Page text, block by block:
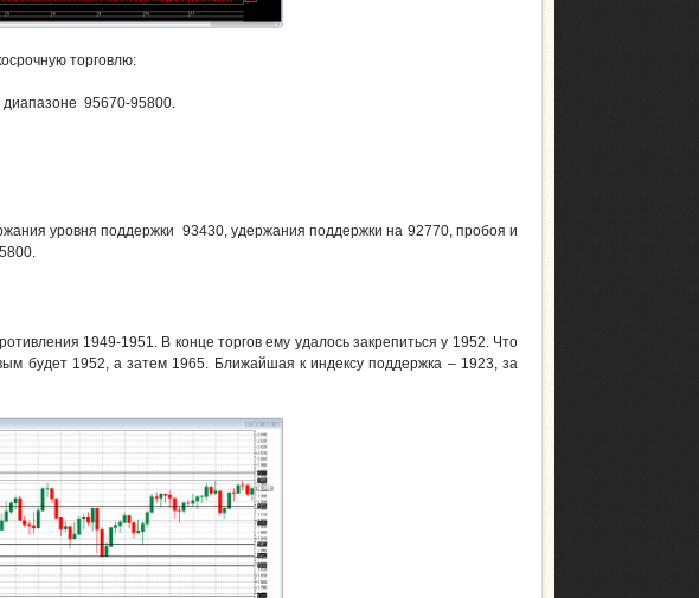
торговлю:
диапазоне 95670-95800.
уровня поддержки 93430, удержания поддержки на 92770, пробоя и
1949-1951. В конце торгов ему удалось закрепиться у 1952. Что
будет 1952, а затем 1965. Ближайшая к индексу поддержка – 1923, за